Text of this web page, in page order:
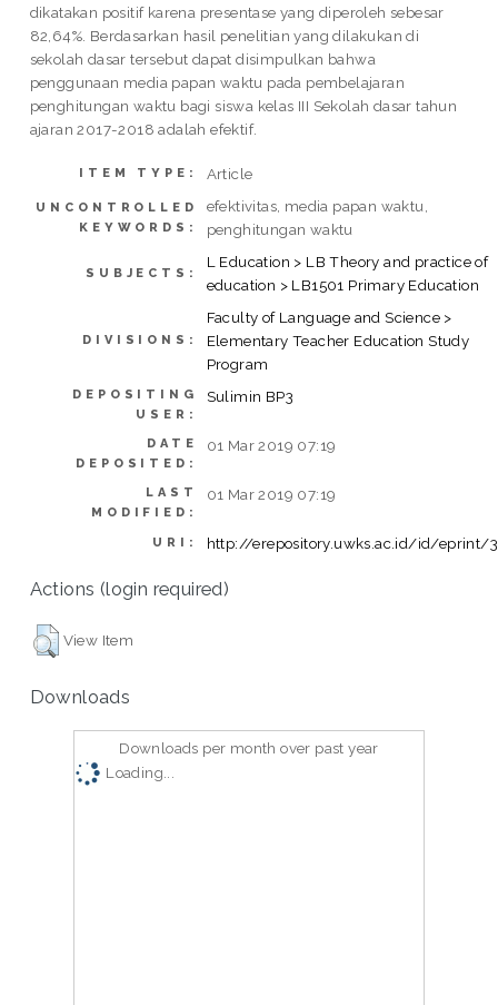
dikatakan positif karena presentase yang diperoleh sebesar
82,64%. Berdasarkan hasil penelitian yang dilakukan di
sekolah dasar tersebut dapat disimpulkan bahwa
penggunaan media papan waktu pada pembelajaran
penghitungan waktu bagi siswa kelas III Sekolah dasar tahun
ajaran 2017-2018 adalah efektif.
ITEM TYPE: Article
UNCONTROLLED
KEYWORDS:
efektivitas, media papan waktu,
penghitungan waktu
SUBJECTS:
L Education > LB Theory and practice of
education > LB1501 Primary Education
DIVISIONS:
Faculty of Language and Science >
Elementary Teacher Education Study
Program
DEPOSITING
USER:
Sulimin BP3
DATE
DEPOSITED:
01 Mar 2019 07:19
LAST
MODIFIED:
01 Mar 2019 07:19
URI: http://erepository.uwks.ac.id/id/eprint/
Actions (login required)
View Item
Downloads
Downloads per month over past year
Loading...